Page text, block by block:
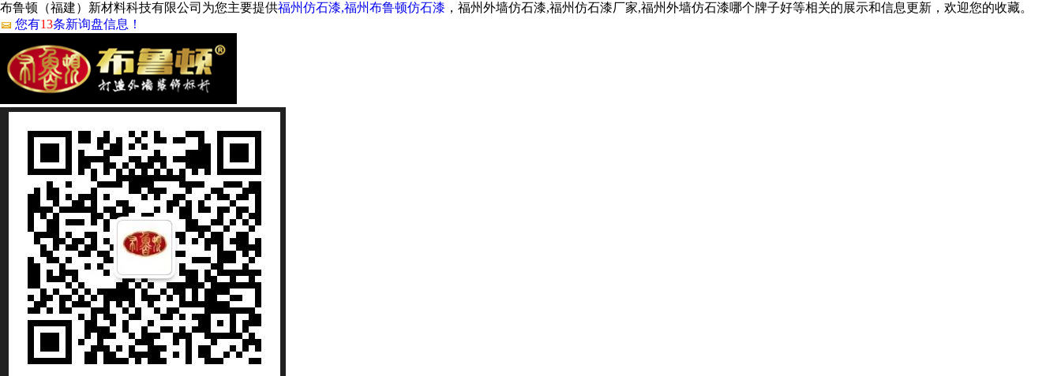
布鲁顿（福建）新材料科技有限公司为您主要提供福州仿石漆,福州布鲁顿仿石漆 ，福州外墙仿石漆,福州仿石漆厂家,福州外墙仿石漆哪个牌子好等相关的展示和信息更新，欢迎您的收藏。
您有13条新询盘信息！